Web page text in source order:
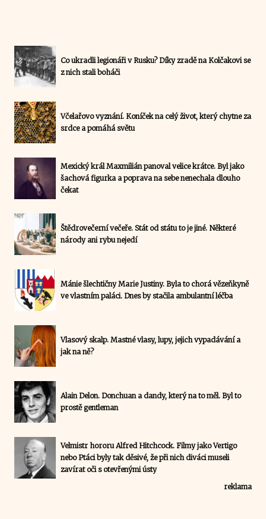
Co ukradli legionáři v Rusku? Díky zradě na Kolčakovi se
z nich stali boháči
Včelařovo vyznání. Koníček na celý život, který chytne za
srdce a pomáhá světu
Mexický král Maxmilián panoval velice krátce. Byl jako
šachová figurka a poprava na sebe nenechala dlouho
čekat
Štědrovečerní večeře. Stát od státu to je jiné. Některé
národy ani rybu nejedí
Mánie šlechtičny Marie Justiny. Byla to chorá vězeňkyně
ve vlastním paláci. Dnes by stačila ambulantní léčba
Vlasový skalp. Mastné vlasy, lupy, jejich vypadávání a
jak na ně?
Alain Delon. Donchuan a dandy, který na to měl. Byl to
prostě gentleman
Velmistr hororu Alfred Hitchcock. Filmy jako Vertigo
nebo Ptáci byly tak děsivé, že při nich diváci museli
zavírat oči s otevřenými ústy
reklama